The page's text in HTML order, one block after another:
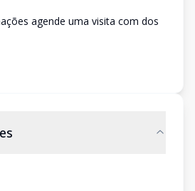
agende uma visita com dos